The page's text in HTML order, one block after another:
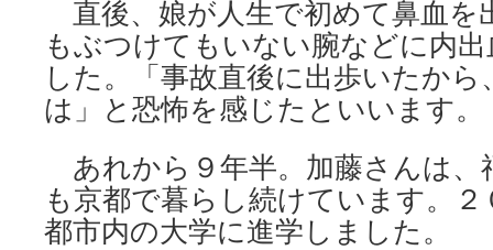
直後、娘が人生で初めて鼻血を
もぶつけてもいない腕などに内
した。「事故直後に出歩いたか
は」と恐怖を感じたといいます。
あれから９年半。加藤さんは、
も京都で暮らし続けています。
都市内の大学に進学しました。